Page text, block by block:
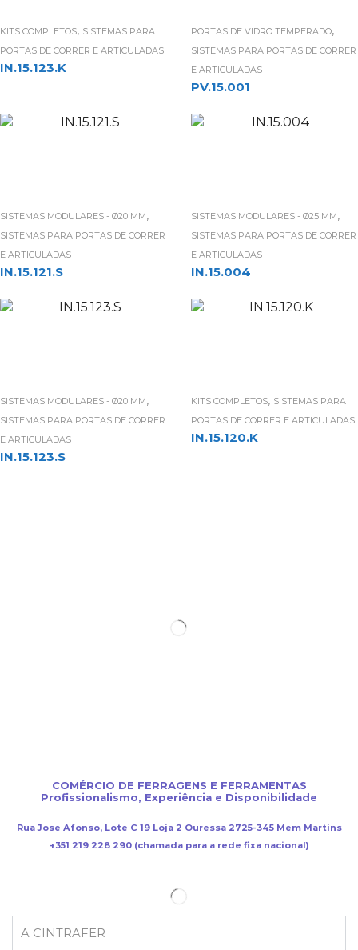
KITS COMPLETOS, SISTEMAS PARA
PORTAS DE CORRER E ARTICULADAS
IN.15.123.K
PORTAS DE VIDRO TEMPERADO,
SISTEMAS PARA PORTAS DE CORRER
E ARTICULADAS
PV.15.001
SISTEMAS MODULARES - Ø20 MM,
SISTEMAS PARA PORTAS DE CORRER
E ARTICULADAS
IN.15.121.S
SISTEMAS MODULARES - Ø25 MM,
SISTEMAS PARA PORTAS DE CORRER
E ARTICULADAS
IN.15.004
SISTEMAS MODULARES - Ø20 MM,
SISTEMAS PARA PORTAS DE CORRER
E ARTICULADAS
IN.15.123.S
KITS COMPLETOS, SISTEMAS PARA
PORTAS DE CORRER E ARTICULADAS
IN.15.120.K
COMÉRCIO DE FERRAGENS E FERRAMENTAS
Profissionalismo, Experiência e Disponibilidade
Rua Jose Afonso, Lote C 19 Loja 2 Ouressa 2725-345 Mem Martins
+351 219 228 290 (chamada para a rede fixa nacional)
A CINTRAFER